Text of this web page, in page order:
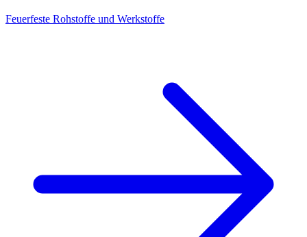
Feuerfeste Rohstoffe und Werkstoffe